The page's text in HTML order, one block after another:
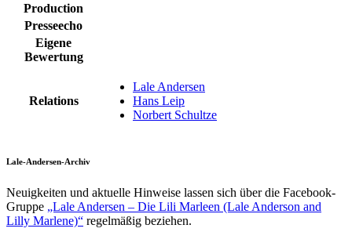
Production
Presseecho
Eigene
Bewertung
Relations
Lale Andersen
Hans Leip
Norbert Schultze
Lale-Andersen-Archiv
Neuigkeiten und aktuelle Hinweise lassen sich über die Facebook-
Gruppe „Lale Andersen – Die Lili Marleen (Lale Anderson and
Lilly Marlene)“ regelmäßig beziehen.